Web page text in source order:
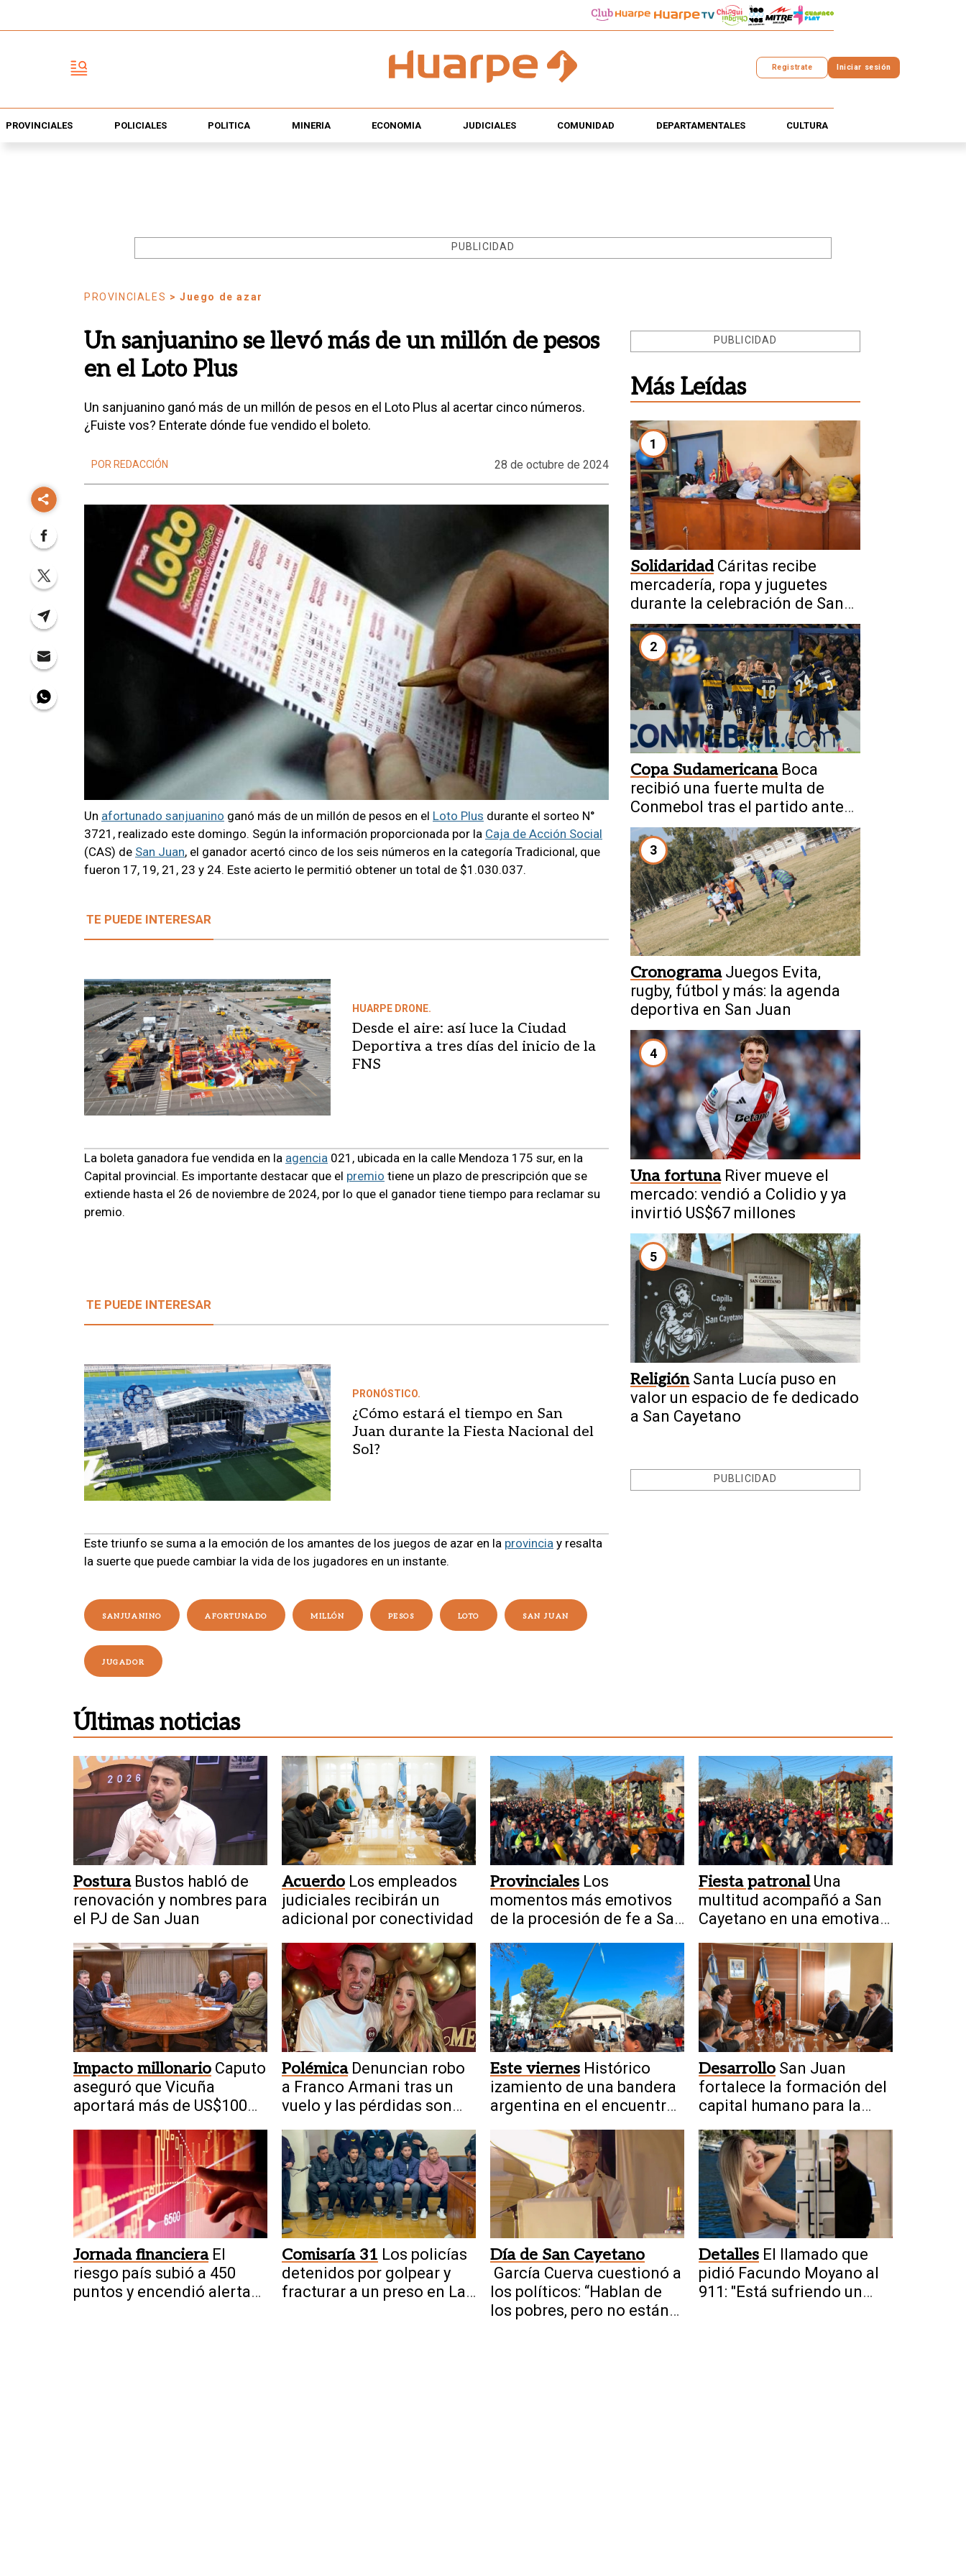
Registrate Iniciar sesión
PROVINCIALES POLICIALES POLÍTICA MINERÍA ECONOMÍA JUDICIALES COMUNIDAD DEPARTAMENTALES CULTURA
PUBLICIDAD
PROVINCIALES > Juego de azar
Un sanjuanino se llevó más de un millón de pesos
en el Loto Plus
Un sanjuanino ganó más de un millón de pesos en el Loto Plus al acertar cinco números.
¿Fuiste vos? Enterate dónde fue vendido el boleto.
POR REDACCIÓN 28 de octubre de 2024
Un afortunado sanjuanino ganó más de un millón de pesos en el Loto Plus durante el sorteo N°
3721, realizado este domingo. Según la información proporcionada por la Caja de Acción Social
(CAS) de San Juan, el ganador acertó cinco de los seis números en la categoría Tradicional, que
fueron 17, 19, 21, 23 y 24. Este acierto le permitió obtener un total de $1.030.037.
TE PUEDE INTERESAR
HUARPE DRONE.
Desde el aire: así luce la Ciudad
Deportiva a tres días del inicio de la
FNS
La boleta ganadora fue vendida en la agencia 021, ubicada en la calle Mendoza 175 sur, en la
Capital provincial. Es importante destacar que el premio tiene un plazo de prescripción que se
extiende hasta el 26 de noviembre de 2024, por lo que el ganador tiene tiempo para reclamar su
premio.
TE PUEDE INTERESAR
PRONÓSTICO.
¿Cómo estará el tiempo en San
Juan durante la Fiesta Nacional del
Sol?
Este triunfo se suma a la emoción de los amantes de los juegos de azar en la provincia y resalta
la suerte que puede cambiar la vida de los jugadores en un instante.
SANJUANINO AFORTUNADO MILLÓN PESOS LOTO SAN JUAN
JUGADOR
PUBLICIDAD
Más Leídas
1
Solidaridad Cáritas recibe
mercadería, ropa y juguetes
durante la celebración de San
Cayetano
2
Copa Sudamericana Boca
recibió una fuerte multa de
Conmebol tras el partido ante
O’Higgins
3
Cronograma Juegos Evita,
rugby, fútbol y más: la agenda
deportiva en San Juan
4
Una fortuna River mueve el
mercado: vendió a Colidio y ya
invirtió US$67 millones
5
Religión Santa Lucía puso en
valor un espacio de fe dedicado
a San Cayetano
PUBLICIDAD
Últimas noticias
Postura Bustos habló de
renovación y nombres para
el PJ de San Juan
Acuerdo Los empleados
judiciales recibirán un
adicional por conectividad
Provinciales Los
momentos más emotivos
de la procesión de fe a San
Fiesta patronal Una
multitud acompañó a San
Cayetano en una emotiva
Impacto millonario Caputo
aseguró que Vicuña
aportará más de US$100
Polémica Denuncian robo
a Franco Armani tras un
vuelo y las pérdidas son
Este viernes Histórico
izamiento de una bandera
argentina en el encuentro
Desarrollo San Juan
fortalece la formación del
capital humano para la
Jornada financiera El
riesgo país subió a 450
puntos y encendió alertas
Comisaría 31 Los policías
detenidos por golpear y
fracturar a un preso en Las
Día de San Cayetano
García Cuerva cuestionó a
los políticos: “Hablan de
los pobres, pero no están
Detalles El llamado que
pidió Facundo Moyano al
911: "Está sufriendo un